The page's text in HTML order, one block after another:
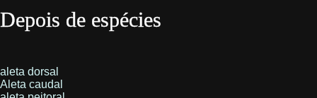
Depois de espécies
aleta dorsal
Aleta caudal